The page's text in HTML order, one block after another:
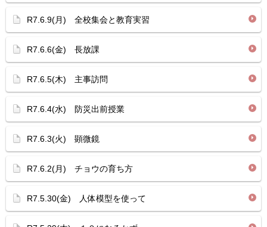
R7.6.9(月) 全校集会と教育実習
R7.6.6(金) 長放課
R7.6.5(木) 主事訪問
R7.6.4(水) 防災出前授業
R7.6.3(火) 顕微鏡
R7.6.2(月) チョウの育ち方
R7.5.30(金) 人体模型を使って